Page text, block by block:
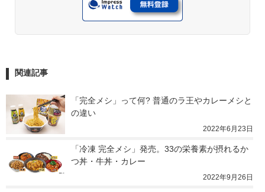
関連記事
「完全メシ」って何? 普通のラ王やカレーメシと
の違い
2022年6月23日
「冷凍 完全メシ」発売。33の栄養素が摂れるか
つ丼・牛丼・カレー
2022年9月26日